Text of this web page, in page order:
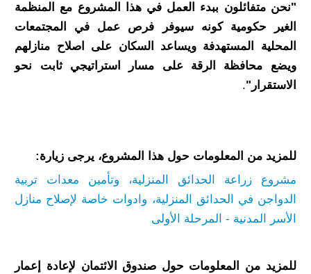
"نحن متفائلون ببدء العمل في هذا المشروع مع المنظمة
الغير حكومية كونه سيوفر فرص عمل في المجتمعات
المحلية المستهدفة ويساعد السكان على اصلاح منازلهم
ويضع محافظة الرقة على مسار استراتيجي ثابت نحو
الاستقرار".
للمزيد من المعلومات حول هذا المشروع، يرجى زيارة:
مشروع زراعة الحدائق المنزلية، وتأمين معدات تربية
الدواجن في الحدائق المنزلية، وادوات خاصة لإصلاح منازل
الأسر المدنية - المرحلة الأولى
للمزيد من المعلومات حول صندوق الائتمان لإعادة إعمار